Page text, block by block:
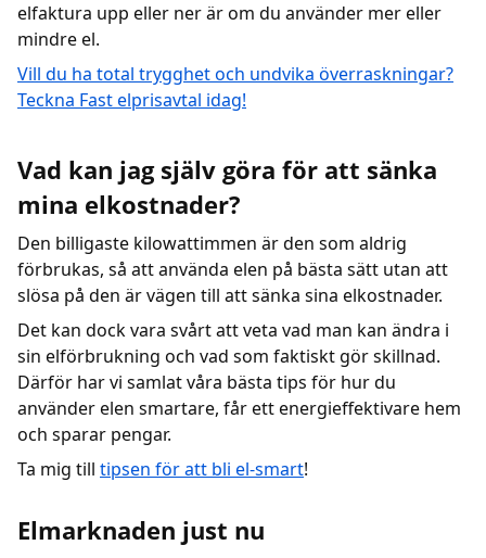
elfaktura upp eller ner är om du använder mer eller
mindre el.
Vill du ha total trygghet och undvika överraskningar?
Teckna Fast elprisavtal idag!
Vad kan jag själv göra för att sänka
mina elkostnader?
Den billigaste kilowattimmen är den som aldrig
förbrukas, så att använda elen på bästa sätt utan att
slösa på den är vägen till att sänka sina elkostnader.
Det kan dock vara svårt att veta vad man kan ändra i
sin elförbrukning och vad som faktiskt gör skillnad.
Därför har vi samlat våra bästa tips för hur du
använder elen smartare, får ett energieffektivare hem
och sparar pengar.
Ta mig till tipsen för att bli el-smart!
Elmarknaden just nu